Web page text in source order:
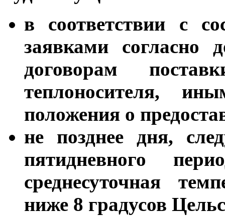
в соответствии с
заявками согласно
договорам
теплоносителя,
положения о
не позднее дня,
пятидневного
среднесуточная
ниже 8 градусов